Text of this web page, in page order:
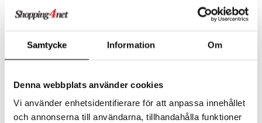
Samtycke Information Om
Denna webbplats använder cookies
Vi använder enhetsidentifierare för att anpassa innehållet
och annonserna till användarna, tillhandahålla funktioner
triGUT innehåller enbart veganska ingredienser.
Näringsinnehåll per 2 kapslar
Bifidobacterium animalis spp lactis DSM 15954
Kalcium
240 mg (30%)
Vitamin D
1,5 µg (30%)
utan sol